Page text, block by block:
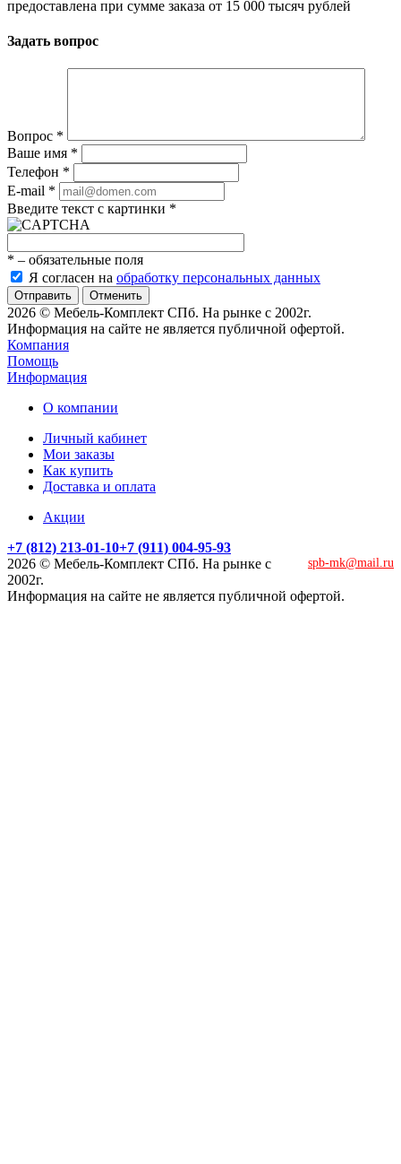
предоставлена при сумме заказа от 15 000 тысяч рублей
Задать вопрос
Вопрос *
Ваше имя *
Телефон *
E-mail *
Введите текст с картинки *
* – обязательные поля
Я согласен на обработку персональных данных
Отменить
2026 © Мебель-Комплект СПб. На рынке с 2002г.
Информация на сайте не является публичной офертой.
Компания
Помощь
Информация
О компании
Личный кабинет
Мои заказы
Как купить
Доставка и оплата
Акции
+7 (812) 213-01-10+7 (911) 004-95-93
spb-mk@mail.ru
2026 © Мебель-Комплект СПб. На рынке с
2002г.
Информация на сайте не является публичной офертой.